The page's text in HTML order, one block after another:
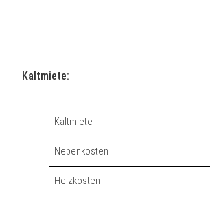
Kaltmiete:
Kaltmiete
Nebenkosten
Heizkosten